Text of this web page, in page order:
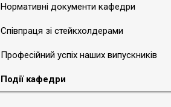
Нормативні документи кафедри
Співпраця зі стейкхолдерами
Професійний успіх наших випускників
Події кафедри